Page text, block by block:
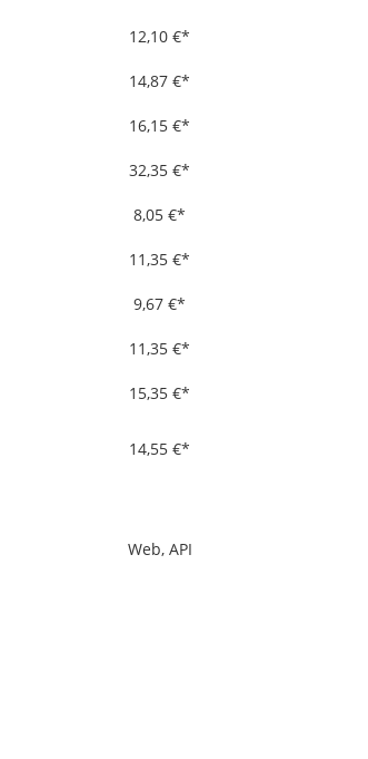
12,10 €*
14,87 €*
16,15 €*
32,35 €*
8,05 €*
11,35 €*
9,67 €*
11,35 €*
15,35 €*
14,55 €*
Web, API